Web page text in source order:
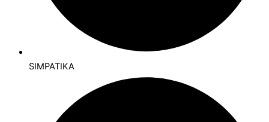
SIMPATIKA